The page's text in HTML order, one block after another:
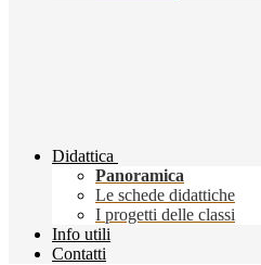
Didattica
Panoramica
Le schede didattiche
I progetti delle classi
Info utili
Contatti